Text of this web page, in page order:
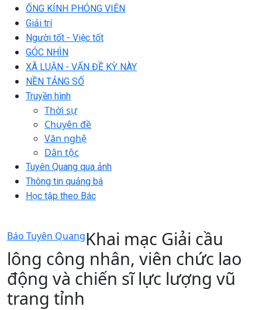
ỐNG KÍNH PHÓNG VIÊN
Giải trí
Người tốt - Việc tốt
GÓC NHÌN
XÃ LUẬN - VẤN ĐỀ KỲ NÀY
NỀN TẢNG SỐ
Truyền hình
Thời sự
Chuyên đề
Văn nghệ
Dân tộc
Tuyên Quang qua ảnh
Thông tin quảng bá
Học tập theo Bác
Báo Tuyên QuangKhai mạc Giải cầu
lông công nhân, viên chức lao
động và chiến sĩ lực lượng vũ
trang tỉnh